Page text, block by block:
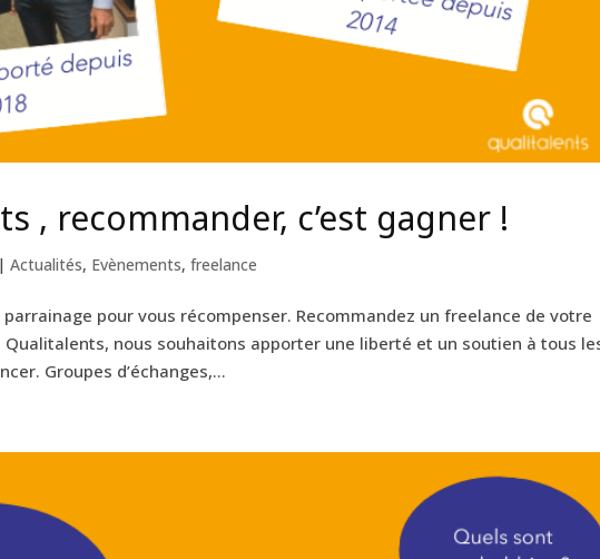
, recommander, c’est gagner !
|Actualités, Evènements,freelance
pour vous récompenser. Recommandez un freelance de votre
Qualitalents, nous souhaitons apporter une liberté et un soutien à tous
Groupes d’échanges,...